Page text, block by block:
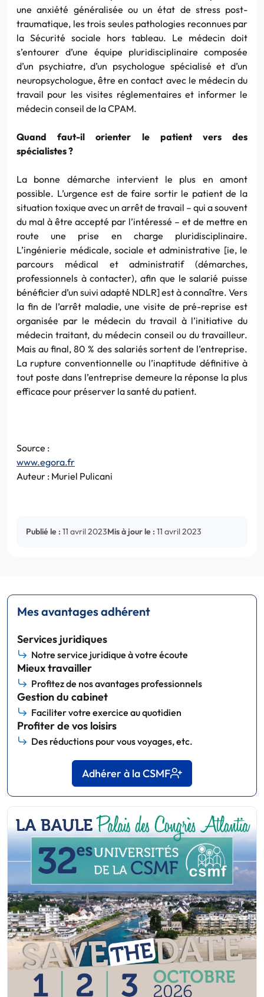
une anxiété généralisée ou un état de stress post-
traumatique, les trois seules pathologies reconnues par
la Sécurité sociale hors tableau. Le médecin doit
s’entourer d’une équipe pluridisciplinaire composée
d’un psychiatre, d’un psychologue spécialisé et d’un
neuropsychologue, être en contact avec le médecin du
travail pour les visites réglementaires et informer le
médecin conseil de la CPAM.
Quand faut-il orienter le patient vers des
spécialistes ?
La bonne démarche intervient le plus en amont
possible. L’urgence est de faire sortir le patient de la
situation toxique avec un arrêt de travail – qui a souvent
du mal à être accepté par l’intéressé – et de mettre en
route une prise en charge pluridisciplinaire.
L’ingénierie médicale, sociale et administrative [ie, le
parcours médical et administratif (démarches,
professionnels à contacter), afin que le salarié puisse
bénéficier d’un suivi adapté NDLR] est à connaître. Vers
la fin de l’arrêt maladie, une visite de pré-reprise est
organisée par le médecin du travail à l’initiative du
médecin traitant, du médecin conseil ou du travailleur.
Mais au final, 80 % des salariés sortent de l’entreprise.
La rupture conventionnelle ou l’inaptitude définitive à
tout poste dans l’entreprise demeure la réponse la plus
efficace pour préserver la santé du patient.
Source :
www.egora.fr
Auteur : Muriel Pulicani
Publié le : 11 avril 2023Mis à jour le : 11 avril 2023
Mes avantages adhérent
Services juridiques
Notre service juridique à votre écoute
Mieux travailler
Profitez de nos avantages professionnels
Gestion du cabinet
Faciliter votre exercice au quotidien
Profiter de vos loisirs
Des réductions pour vous voyages, etc.
Adhérer à la CSMF